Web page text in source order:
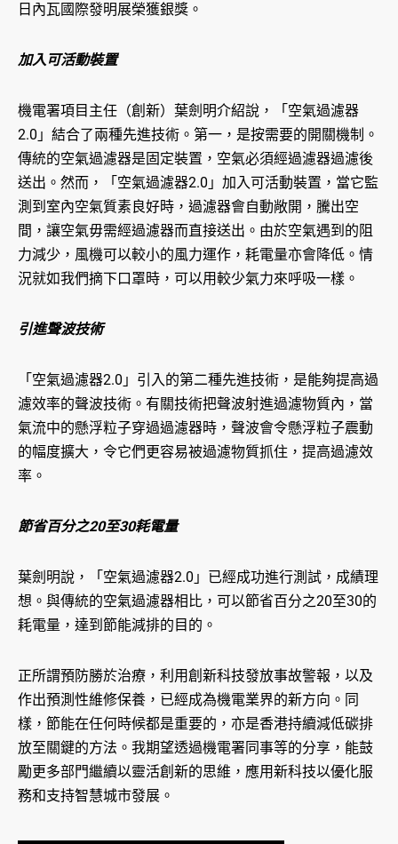
日內瓦國際發明展榮獲銀獎。
加入可活動裝置
機電署項目主任（創新）葉劍明介紹說，「空氣過濾器
2.0」結合了兩種先進技術。第一，是按需要的開關機制。
傳統的空氣過濾器是固定裝置，空氣必須經過濾器過濾後
送出。然而，「空氣過濾器2.0」加入可活動裝置，當它監
測到室內空氣質素良好時，過濾器會自動敞開，騰出空
間，讓空氣毋需經過濾器而直接送出。由於空氣遇到的阻
力減少，風機可以較小的風力運作，耗電量亦會降低。情
況就如我們摘下口罩時，可以用較少氣力來呼吸一樣。
引進聲波技術
「空氣過濾器2.0」引入的第二種先進技術，是能夠提高過
濾效率的聲波技術。有關技術把聲波射進過濾物質內，當
氣流中的懸浮粒子穿過過濾器時，聲波會令懸浮粒子震動
的幅度擴大，令它們更容易被過濾物質抓住，提高過濾效
率。
節省百分之20至30耗電量
葉劍明說，「空氣過濾器2.0」已經成功進行測試，成績理
想。與傳統的空氣過濾器相比，可以節省百分之20至30的
耗電量，達到節能減排的目的。
正所謂預防勝於治療，利用創新科技發放事故警報，以及
作出預測性維修保養，已經成為機電業界的新方向。同
樣，節能在任何時候都是重要的，亦是香港持續減低碳排
放至關鍵的方法。我期望透過機電署同事等的分享，能鼓
勵更多部門繼續以靈活創新的思維，應用新科技以優化服
務和支持智慧城市發展。